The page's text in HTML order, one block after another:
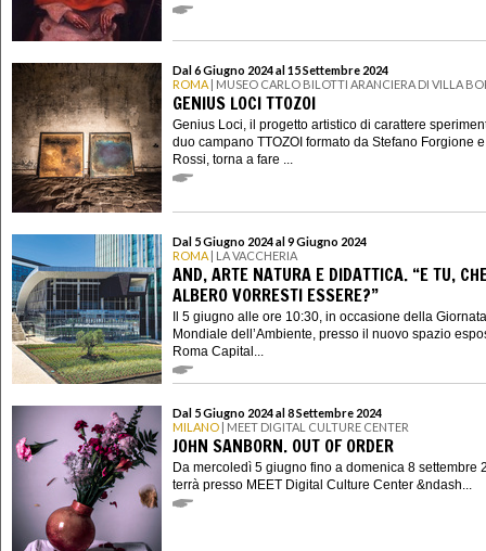
Dal 6 Giugno 2024 al 15 Settembre 2024
ROMA | MUSEO CARLO BILOTTI ARANCIERA DI VILLA
GENIUS LOCI TTOZOI
Genius Loci, il progetto artistico di carattere
duo campano TTOZOI formato da Stefano Forgione
Rossi, torna a fare ...
Dal 5 Giugno 2024 al 9 Giugno 2024
ROMA | LA VACCHERIA
AND, ARTE NATURA E DIDATTICA. “E TU,
ALBERO VORRESTI ESSERE?”
Il 5 giugno alle ore 10:30, in occasione della Giornata
Mondiale dell’Ambiente, presso il nuovo spazio
Roma Capital...
Dal 5 Giugno 2024 al 8 Settembre 2024
MILANO | MEET DIGITAL CULTURE CENTER
JOHN SANBORN. OUT OF ORDER
Da mercoledì 5 giugno fino a domenica 8 settembre
terrà presso MEET Digital Culture Center &ndash...